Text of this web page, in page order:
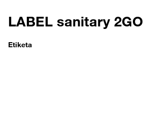
LABEL sanitary 2GO
Etiketa